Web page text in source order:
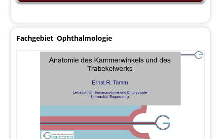
Fachgebiet Ophthalmologie